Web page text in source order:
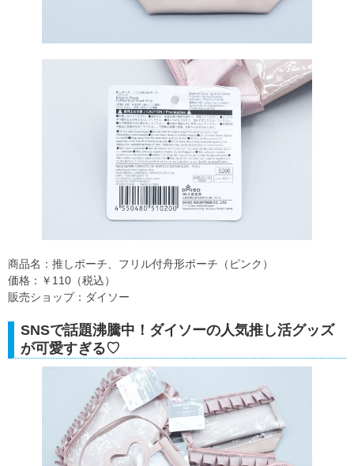
商品名：推しポーチ、フリル付舟形ポーチ（ピンク）
価格：￥110（税込）
販売ショップ：ダイソー
SNSで話題沸騰中！ダイソーの人気推し活グッズ
が可愛すぎる♡